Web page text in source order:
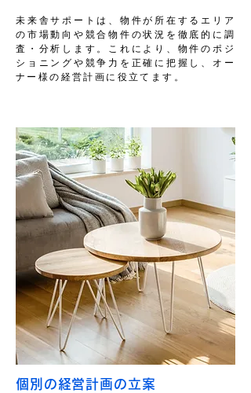
未来舎サポートは、物件が所在するエリア
の市場動向や競合物件の状況を徹底的に調
査・分析します。これにより、物件のポジ
ショニングや競争力を正確に把握し、オー
ナー様の経営計画に役立てます。
個別の経営計画の立案